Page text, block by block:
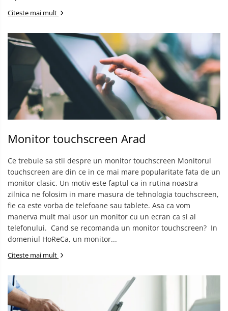
Citeste mai mult
Monitor touchscreen Arad
Ce trebuie sa stii despre un monitor touchscreen Monitorul
touchscreen are din ce in ce mai mare popularitate fata de un
monitor clasic. Un motiv este faptul ca in rutina noastra
zilnica ne folosim in mare masura de tehnologia touchscreen,
fie ca este vorba de telefoane sau tablete. Asa ca vom
manerva mult mai usor un monitor cu un ecran ca si al
telefonului. ​ Cand se recomanda un monitor touchscreen? ​ In
domeniul HoReCa, un monitor...
Citeste mai mult